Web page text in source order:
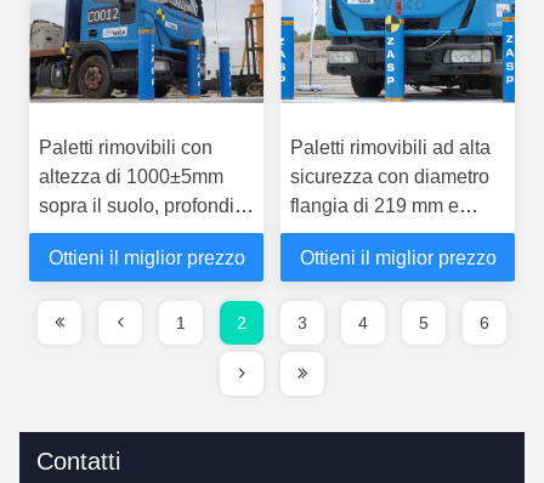
Paletti rimovibili con
altezza di 1000±5mm
sopra il suolo, profondità
di fondazione di 350mm
e spessore di 2mm per il
alta sicurezza
Ottieni il miglior prezzo
Paletti rimovibili ad alta
sicurezza con diametro
flangia di 219 mm e
design del logo
personalizzabile per il
Ottieni il miglior prezzo
1 2 3 4 5 6
Contatti